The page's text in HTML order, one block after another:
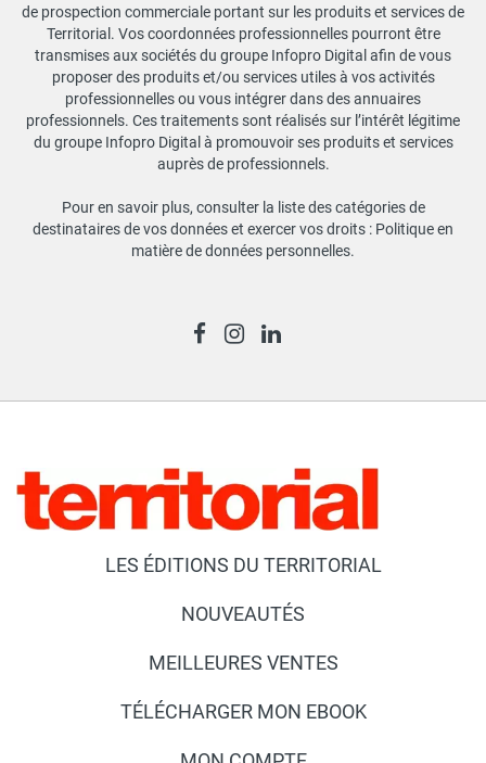
de prospection commerciale portant sur les produits et services de
Territorial. Vos coordonnées professionnelles pourront être
transmises aux sociétés du groupe Infopro Digital afin de vous
proposer des produits et/ou services utiles à vos activités
professionnelles ou vous intégrer dans des annuaires
professionnels. Ces traitements sont réalisés sur l’intérêt légitime
du groupe Infopro Digital à promouvoir ses produits et services
auprès de professionnels.
Pour en savoir plus, consulter la liste des catégories de
destinataires de vos données et exercer vos droits : Politique en
matière de données personnelles.
LES ÉDITIONS DU TERRITORIAL
NOUVEAUTÉS
MEILLEURES VENTES
TÉLÉCHARGER MON EBOOK